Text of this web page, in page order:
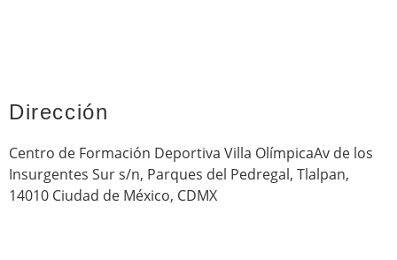
Dirección
Centro de Formación Deportiva Villa OlímpicaAv de los
Insurgentes Sur s/n, Parques del Pedregal, Tlalpan,
14010 Ciudad de México, CDMX